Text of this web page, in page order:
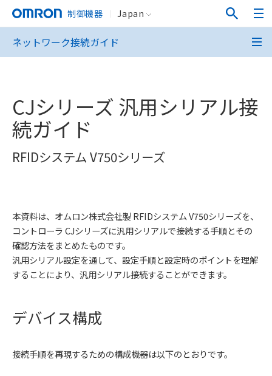
制御機器 Japan
ネットワーク接続ガイド
CJシリーズ 汎用シリアル接
続ガイド
RFIDシステム V750シリーズ
本資料は、オムロン株式会社製 RFIDシステム V750シリーズを、
コントローラ CJシリーズに汎用シリアルで接続する手順とその
確認方法をまとめたものです。
汎用シリアル設定を通して、設定手順と設定時のポイントを理解
することにより、汎用シリアル接続することができます。
デバイス構成
接続手順を再現するための構成機器は以下のとおりです。